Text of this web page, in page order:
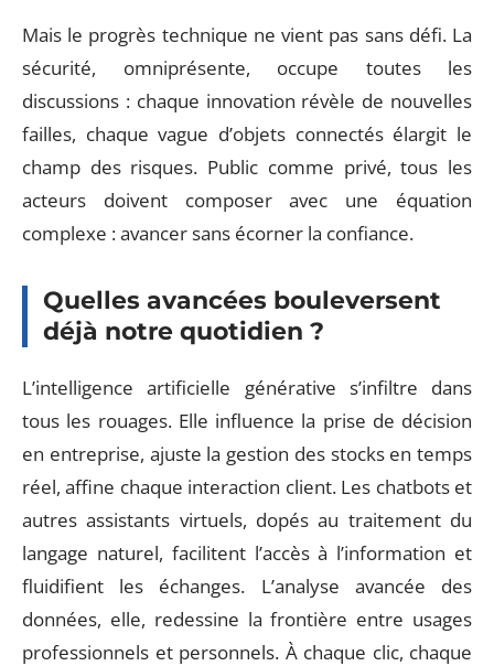
Mais le progrès technique ne vient pas sans défi. La
sécurité, omniprésente, occupe toutes les
discussions : chaque innovation révèle de nouvelles
failles, chaque vague d’objets connectés élargit le
champ des risques. Public comme privé, tous les
acteurs doivent composer avec une équation
complexe : avancer sans écorner la confiance.
Quelles avancées bouleversent
déjà notre quotidien ?
L’intelligence artificielle générative s’infiltre dans
tous les rouages. Elle influence la prise de décision
en entreprise, ajuste la gestion des stocks en temps
réel, affine chaque interaction client. Les chatbots et
autres assistants virtuels, dopés au traitement du
langage naturel, facilitent l’accès à l’information et
fluidifient les échanges. L’analyse avancée des
données, elle, redessine la frontière entre usages
professionnels et personnels. À chaque clic, chaque